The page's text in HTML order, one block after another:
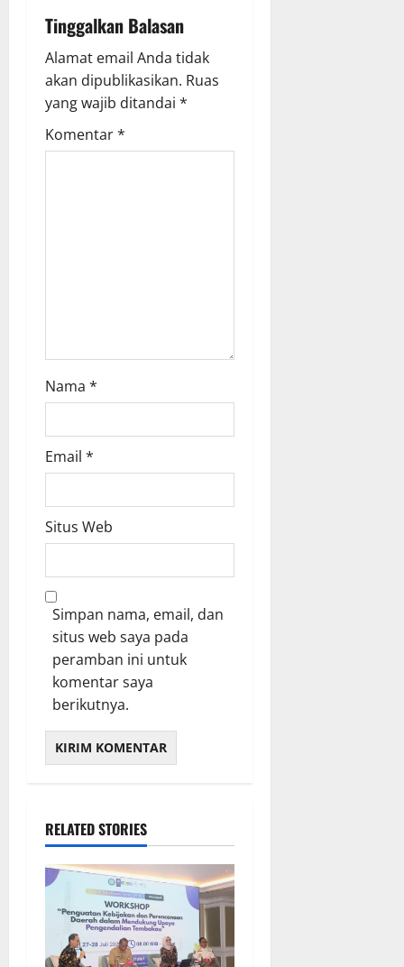
a
v
i
g
Tinggalkan Balasan
Alamat email Anda tidak
akan dipublikasikan. Ruas
yang wajib ditandai *
Komentar*
Nama *
Email *
Situs Web
Simpan nama, email, dan
situs web saya pada
peramban ini untuk
komentar saya
berikutnya.
RELATED STORIES